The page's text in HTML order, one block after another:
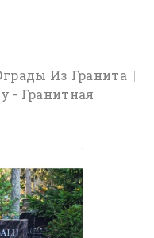
Из Гранита
- Гранитная